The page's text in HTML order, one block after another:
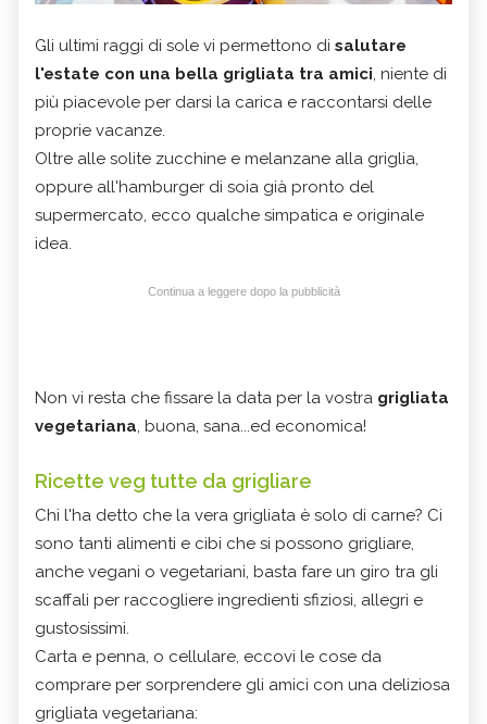
Gli ultimi raggi di sole vi permettono di salutare
l'estate con una bella grigliata tra amici, niente di
più piacevole per darsi la carica e raccontarsi delle
proprie vacanze.
Oltre alle solite zucchine e melanzane alla griglia,
oppure all'hamburger di soia già pronto del
supermercato, ecco qualche simpatica e originale
idea.
Continua a leggere dopo la pubblicità
Non vi resta che fissare la data per la vostra grigliata
vegetariana, buona, sana...ed economica!
Ricette veg tutte da grigliare
Chi l'ha detto che la vera grigliata è solo di carne? Ci
sono tanti alimenti e cibi che si possono grigliare,
anche vegani o vegetariani, basta fare un giro tra gli
scaffali per raccogliere ingredienti sfiziosi, allegri e
gustosissimi.
Carta e penna, o cellulare, eccovi le cose da
comprare per sorprendere gli amici con una deliziosa
grigliata vegetariana: